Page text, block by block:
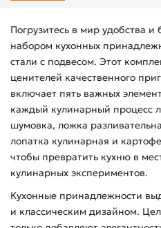
Погрузитесь в мир удобства
набором кухонных
стали с подвесом. Этот
ценителей качественного
включает пять важных
каждый кулинарный процесс
шумовка, ложка
лопатка кулинарная и
чтобы превратить кухню в
кулинарных экспериментов.
Кухонные принадлежности
и классическим дизайном.